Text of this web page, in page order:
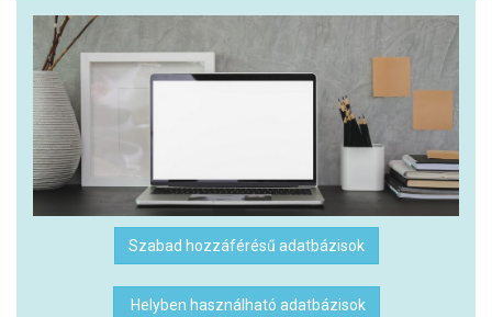
Szabad hozzáférésű adatbázisok
Helyben használható adatbázisok